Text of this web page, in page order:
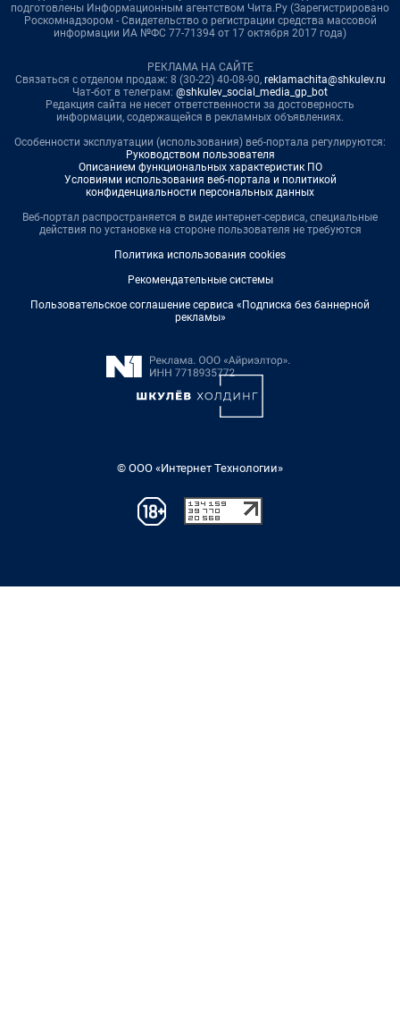
подготовлены Информационным агентством Чита.Ру (Зарегистрировано
Роскомнадзором - Свидетельство о регистрации средства массовой
информации ИА №ФС 77-71394 от 17 октября 2017 года)
РЕКЛАМА НА САЙТЕ
Связаться с отделом продаж: 8 (30-22) 40-08-90, reklamachita@shkulev.ru
Чат-бот в телеграм: @shkulev_social_media_gp_bot
Редакция сайта не несет ответственности за достоверность
информации, содержащейся в рекламных объявлениях.
Особенности эксплуатации (использования) веб-портала регулируются:
Руководством пользователя
Описанием функциональных характеристик ПО
Условиями использования веб-портала и политикой
конфиденциальности персональных данных
Веб-портал распространяется в виде интернет-сервиса, специальные
действия по установке на стороне пользователя не требуются
Политика использования cookies
Рекомендательные системы
Пользовательское соглашение сервиса «Подписка без баннерной
рекламы»
© ООО «Интернет Технологии»